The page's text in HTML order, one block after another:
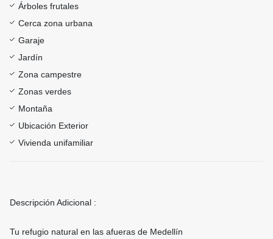
Árboles frutales
Cerca zona urbana
Garaje
Jardín
Zona campestre
Zonas verdes
Montaña
Ubicación Exterior
Vivienda unifamiliar
Descripción Adicional :
Tu refugio natural en las afueras de Medellín